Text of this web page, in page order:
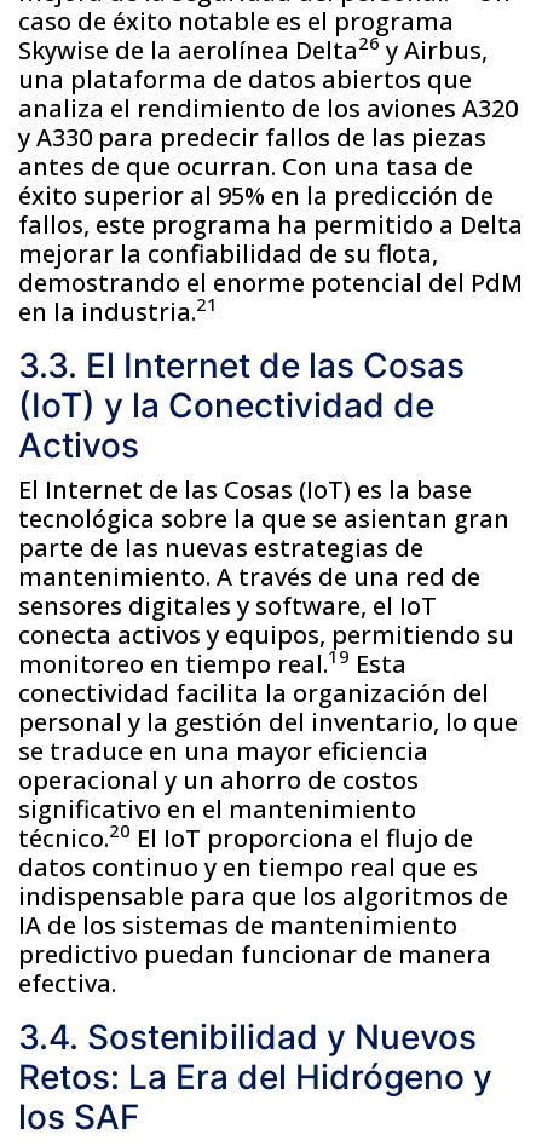
caso de éxito notable es el programa
Skywise de la aerolínea Delta26 y Airbus,
una plataforma de datos abiertos que
analiza el rendimiento de los aviones A320
y A330 para predecir fallos de las piezas
antes de que ocurran. Con una tasa de
éxito superior al 95% en la predicción de
fallos, este programa ha permitido a Delta
mejorar la confiabilidad de su flota,
demostrando el enorme potencial del PdM
en la industria.21
3.3. El Internet de las Cosas
(IoT) y la Conectividad de
Activos
El Internet de las Cosas (IoT) es la base
tecnológica sobre la que se asientan gran
parte de las nuevas estrategias de
mantenimiento. A través de una red de
sensores digitales y software, el IoT
conecta activos y equipos, permitiendo su
monitoreo en tiempo real.19 Esta
conectividad facilita la organización del
personal y la gestión del inventario, lo que
se traduce en una mayor eficiencia
operacional y un ahorro de costos
significativo en el mantenimiento
técnico.20 El IoT proporciona el flujo de
datos continuo y en tiempo real que es
indispensable para que los algoritmos de
IA de los sistemas de mantenimiento
predictivo puedan funcionar de manera
efectiva.
3.4. Sostenibilidad y Nuevos
Retos: La Era del Hidrógeno y
los SAF